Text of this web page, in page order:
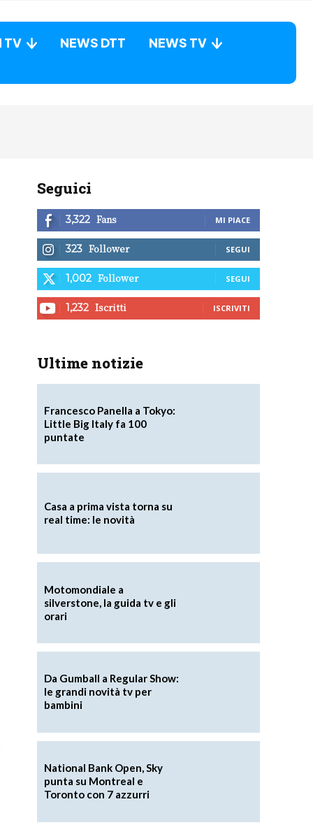
TV NEWS DTT
NEWS TV
Seguici
3,322 Fans MI PIACE
323 Follower SEGUI
1,002 Follower SEGUI
1,232 Iscritti ISCRIVITI
Ultime notizie
Francesco Panella a Tokyo:
Little Big Italy fa 100
puntate
Casa a prima vista torna su
real time: le novità
Motomondiale a
silverstone, la guida tv e gli
orari
Da Gumball a Regular Show:
le grandi novità tv per
bambini
National Bank Open, Sky
punta su Montreal e
Toronto con 7 azzurri